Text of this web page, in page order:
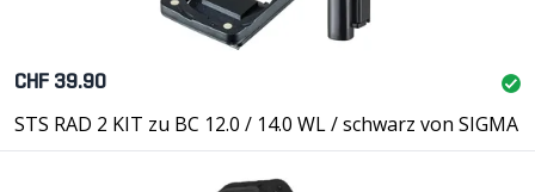
CHF 39.90
STS RAD 2 KIT zu BC 12.0 / 14.0 WL / schwarz von SIGMA